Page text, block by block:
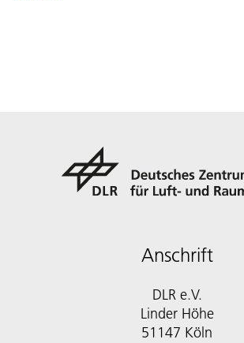
Anschrift
DLR e.V.
Linder Höhe
51147 Köln